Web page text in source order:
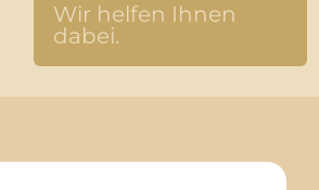
Wir helfen Ihnen
dabei.